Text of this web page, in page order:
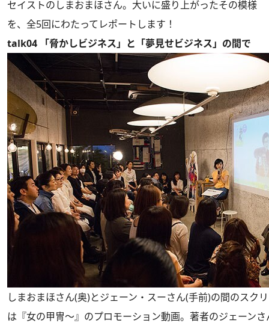
セイストのしまおまほさん。大いに盛り上がったその模様
を、全5回にわたってレポートします！
talk04 「脅かしビジネス」と「夢見せビジネス」の間で
しまおまほさん(奥)とジェーン・スーさん(手前)の間のスク
は『女の甲冑～』のプロモーション動画。著者のジェーン